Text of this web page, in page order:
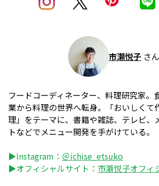
市瀬悦子 さん
フードコーディネーター、料理研究家。
業から料理の世界へ転身。「おいしくて
理」をテーマに、書籍や雑誌、テレビ、
トなどでメニュー開発を手がけている。
▶Instagram： ＠ichise_etsuko
▶オフィシャルサイト： 市瀬悦子オフィ